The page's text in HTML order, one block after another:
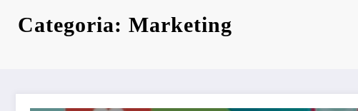
Categoria: Marketing